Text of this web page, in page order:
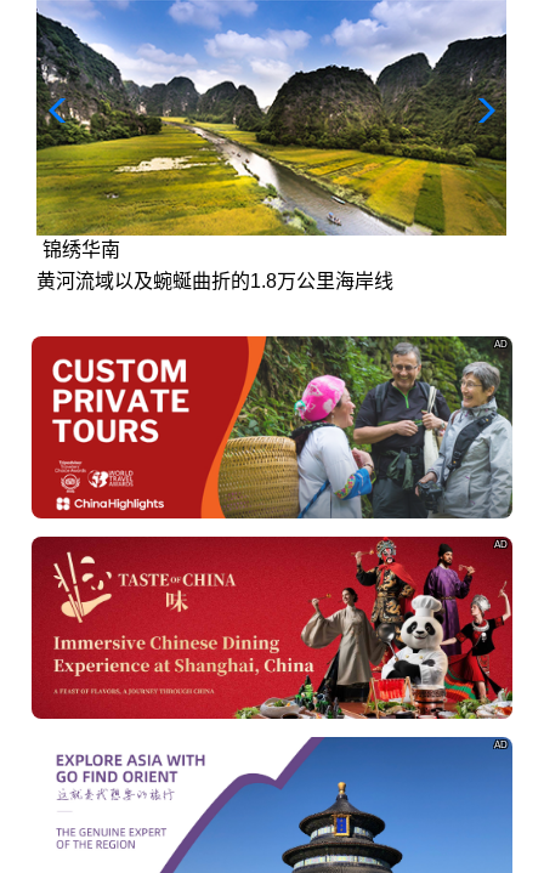
锦绣华南
黄河流域以及蜿蜒曲折的1.8万公里海岸线
AD
AD
AD